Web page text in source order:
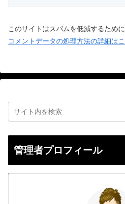
このサイトはスパムを低減するため
コメントデータの処理方法の詳細は
管理者プロフィール